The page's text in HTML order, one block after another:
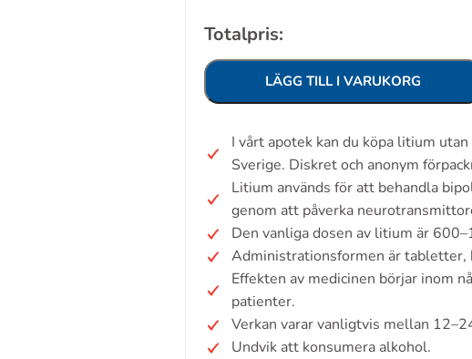
Totalpris:
LÄGG TILL I VARUKORG
I vårt apotek kan du köpa litium
Sverige. Diskret och anonym
Litium används för att behandla
genom att påverka
Den vanliga dosen av litium är
Administrationsformen är tabletter,
Effekten av medicinen börjar inom
patienter.
Verkan varar vanligtvis mellan
Undvik att konsumera alkohol.